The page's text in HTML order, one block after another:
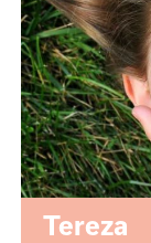
Tereza